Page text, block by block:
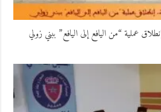
عملية “من اليافع إلى اليافع” ببني زولي